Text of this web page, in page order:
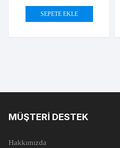
SEPETE EKLE
MÜŞTERI DESTEK
Hakkımızda